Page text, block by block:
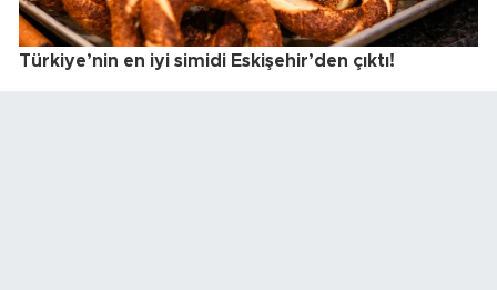
Türkiye’nin en iyi simidi Eskişehir’den çıktı!